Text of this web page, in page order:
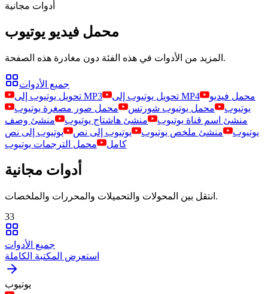
أدوات مجانية
محمل فيديو يوتيوب
المزيد من الأدوات في هذه الفئة دون مغادرة هذه الصفحة.
جميع الأدوات
تحويل يوتيوب إلى MP3
تحويل يوتيوب إلى MP4
محمل فيديو
يوتيوب
محمل يوتيوب شورتس
محمل صور مصغرة يوتيوب
منشئ اسم قناة يوتيوب
منشئ هاشتاج يوتيوب
منشئ وصف
يوتيوب
منشئ ملخص يوتيوب يوتيوب إلى نص
يوتيوب إلى نص
كامل
محمل الترجمات يوتيوب
أدوات مجانية
انتقل بين المحولات والتحميلات والمحررات والملخصات.
33
جميع الأدوات
استعرض المكتبة الكاملة
يوتيوب